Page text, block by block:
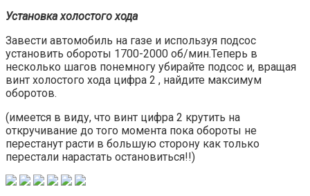
Установка холостого хода
Завести автомобиль на газе и используя подсос
установить обороты 1700-2000 об/мин.Теперь в
несколько шагов понемногу убирайте подсос и, вращая
винт холостого хода цифра 2 , найдите максимум
оборотов.
(имеется в виду, что винт цифра 2 крутить на
откручивание до того момента пока обороты не
перестанут расти в большую сторону как только
перестали нарастать остановиться!!)